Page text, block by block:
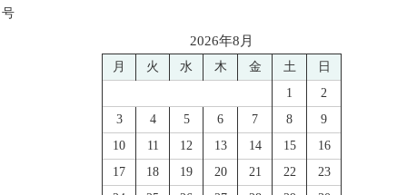
2026年8月
月 火 水 木 金 土
日
1
2
3
4 5 6 7 8
9
10
11 12 13 14 15
16
17
18 19 20 21 22
23